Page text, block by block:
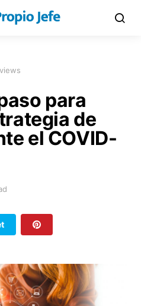
para
de
el COVID-